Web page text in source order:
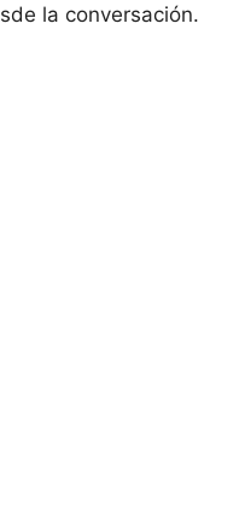
la conversación.